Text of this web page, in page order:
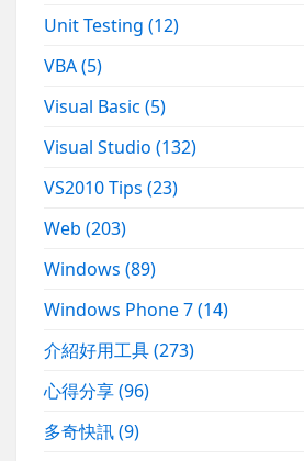
Unit Testing(12)
VBA(5)
Visual Basic(5)
Visual Studio(132)
VS2010 Tips(23)
Web(203)
Windows(89)
Windows Phone 7(14)
介紹好用工具(273)
心得分享(96)
多奇快訊(9)